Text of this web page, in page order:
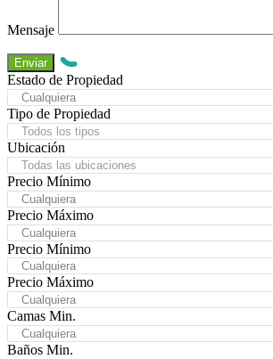
Mensaje
Estado de Propiedad
Cualquiera
Tipo de Propiedad
Todos los tipos
Ubicación
Todas las ubicaciones
Precio Mínimo
Cualquiera
Precio Máximo
Cualquiera
Precio Mínimo
Cualquiera
Precio Máximo
Cualquiera
Camas Min.
Cualquiera
Baños Min.